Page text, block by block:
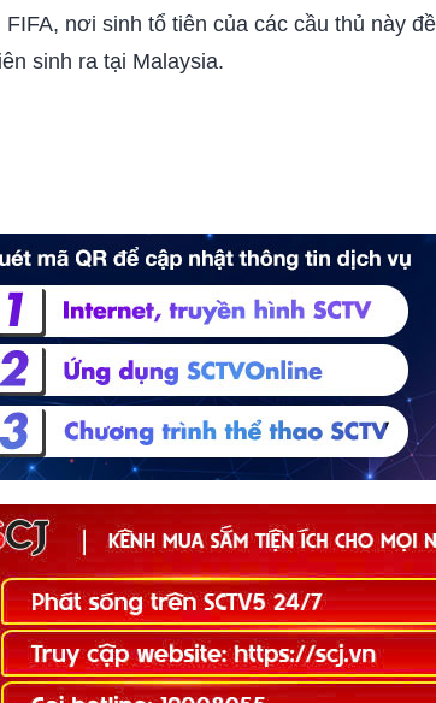
nơi sinh tổ tiên của các cầu thủ này
sinh ra tại Malaysia.